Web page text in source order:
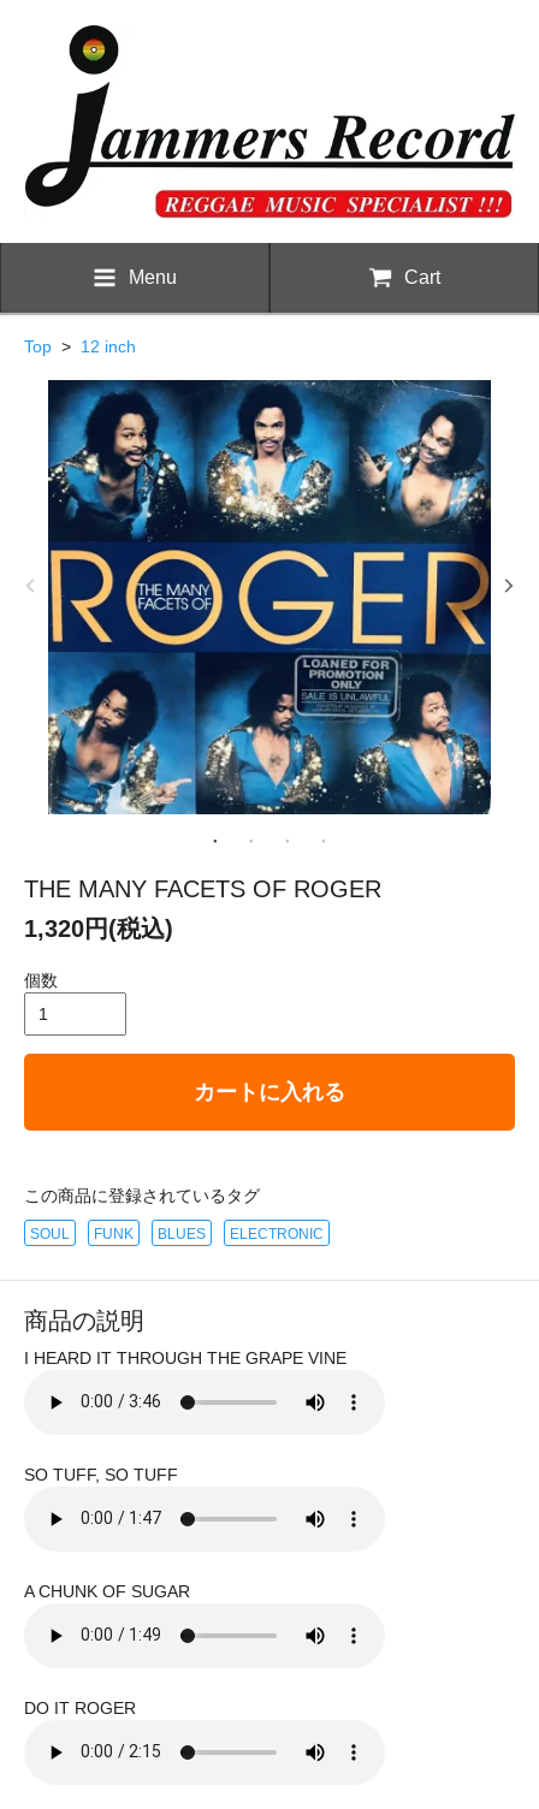
Menu Cart
Top > 12 inch
THE MANY FACETS OF ROGER
1,320円(税込)
個数
カートに入れる
この商品に登録されているタグ
SOUL FUNK BLUES ELECTRONIC
商品の説明
I HEARD IT THROUGH THE GRAPE VINE
SO TUFF, SO TUFF
A CHUNK OF SUGAR
DO IT ROGER